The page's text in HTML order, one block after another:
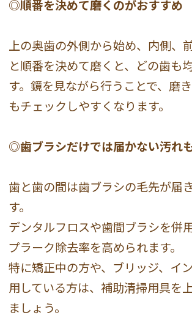
◎順番を決めて磨くのがおすすめ
上の奥歯の外側から始め、内側、
と順番を決めて磨くと、どの歯も
す。鏡を見ながら行うことで、磨
もチェックしやすくなります。
◎歯ブラシだけでは届かない汚れ
歯と歯の間は歯ブラシの毛先が届
す。
デンタルフロスや歯間ブラシを併
プラーク除去率を高められます。
特に矯正中の方や、ブリッジ、イ
用している方は、補助清掃用具を
ましょう。